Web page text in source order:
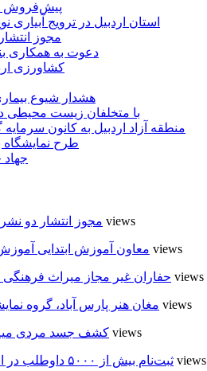
پیش‌فروش
استان اردبیل در ترویج
مجوز
دعوت به همکاری
کشاورزی
هشدار شیوع
با متخلفان زیست محیطی
منطقه آزاد اردبیل به کانون
طرح نمایشگاه
جهاد
مجوز انتشار دو 8 views
معاون آموزش ابتدایی 7 views
حفاران غیر مجاز میراث 6 views
مغان هنر پارس آباد، گروه 6 views
کشف جسد مردی 6 views
ثبت‌نام بیش از ۵۰۰۰ داوطلب در انتخابات شوراهای روستا در اردبیل 5 views